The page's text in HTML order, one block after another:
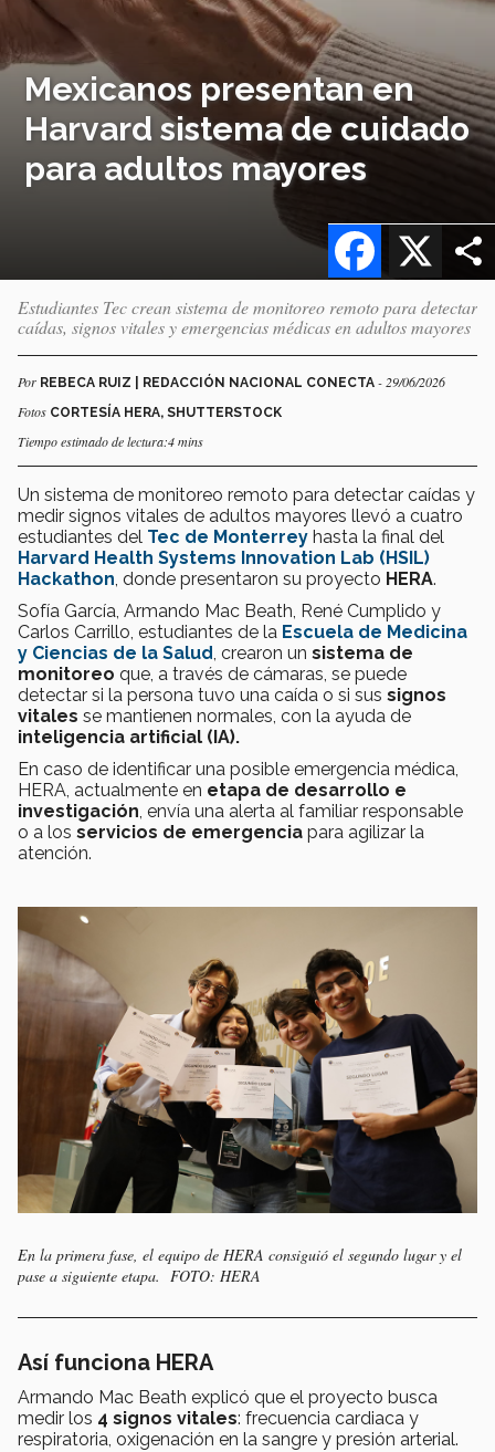
Mexicanos presentan en
Harvard sistema de cuidado
para adultos mayores
X
Facebook
Estudiantes Tec crean sistema de monitoreo remoto para detectar
caídas, signos vitales y emergencias médicas en adultos mayores
Por REBECA RUIZ | REDACCIÓN NACIONAL CONECTA - 29/06/2026
Fotos CORTESÍA HERA, SHUTTERSTOCK
Tiempo estimado de lectura:4 mins
Un sistema de monitoreo remoto para detectar caídas y
medir signos vitales de adultos mayores llevó a cuatro
estudiantes del Tec de Monterrey hasta la final del
Harvard Health Systems Innovation Lab (HSIL)
Hackathon , donde presentaron su proyecto HERA.
Sofía García, Armando Mac Beath, René Cumplido y
Carlos Carrillo, estudiantes de la Escuela de Medicina
y Ciencias de la Salud , crearon un sistema de
monitoreo que, a través de cámaras, se puede
detectar si la persona tuvo una caída o si sus signos
vitales se mantienen normales, con la ayuda de
inteligencia artificial (IA).
En caso de identificar una posible emergencia médica,
HERA, actualmente en etapa de desarrollo e
investigación , envía una alerta al familiar responsable
o a los servicios de emergencia para agilizar la
atención.
En la primera fase, el equipo de HERA consiguió el segundo lugar y el
pase a siguiente etapa. FOTO: HERA
Así funciona HERA
Armando Mac Beath explicó que el proyecto busca
medir los 4 signos vitales: frecuencia cardiaca y
respiratoria, oxigenación en la sangre y presión arterial.